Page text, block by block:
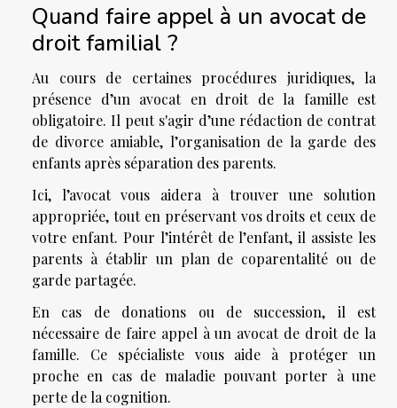
Quand faire appel à un avocat de
droit familial ?
Au cours de certaines procédures juridiques, la
présence d’un avocat en droit de la famille est
obligatoire. Il peut s'agir d’une rédaction de contrat
de divorce amiable, l’organisation de la garde des
enfants après séparation des parents.
Ici, l’avocat vous aidera à trouver une solution
appropriée, tout en préservant vos droits et ceux de
votre enfant. Pour l’intérêt de l’enfant, il assiste les
parents à établir un plan de coparentalité ou de
garde partagée.
En cas de donations ou de succession, il est
nécessaire de faire appel à un avocat de droit de la
famille. Ce spécialiste vous aide à protéger un
proche en cas de maladie pouvant porter à une
perte de la cognition.